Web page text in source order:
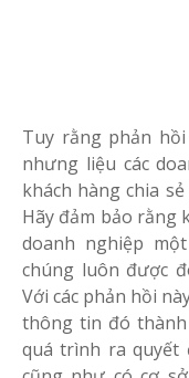
Tuy rằng phản
nhưng liệu các
khách hàng chia
Hãy đảm bảo rằng
doanh nghiệp
chúng luôn được
Với các phản hồi
thông tin đó
quá trình ra quyết